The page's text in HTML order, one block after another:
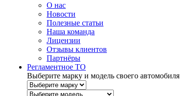
О нас
Новости
Полезные статьи
Наша команда
Лицензии
Отзывы клиентов
Партнёры
Регламентное ТО
Выберите марку и модель своего автомобиля